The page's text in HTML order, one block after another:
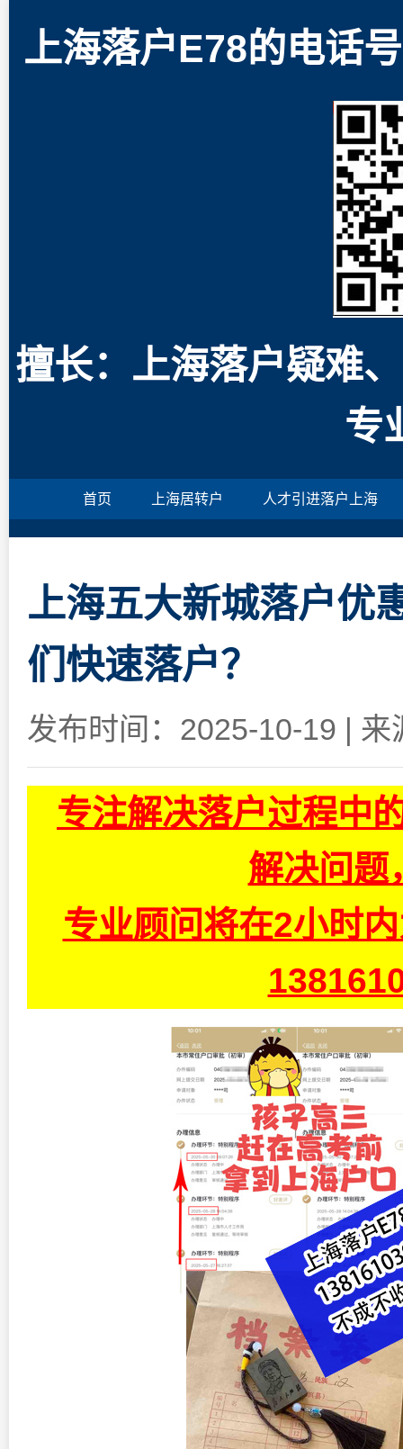
上海落户E78的电话
擅长：上海落户疑难
专
首页 上海居转户 人才引进落户上海
上海五大新城落户优
们快速落户？
发布时间：2025-10-19 | 来
专注解决落户过程中
解决问题
专业顾问将在2小时